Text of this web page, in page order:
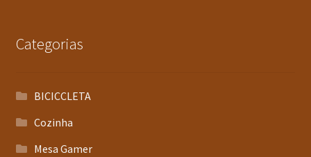
Categorias
BICICCLETA
Cozinha
Mesa Gamer